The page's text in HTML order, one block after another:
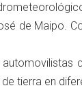
de Maipo.
tierra en